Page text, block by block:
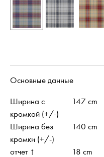
Основные данные
Ширина с
кромкой (+/-)
147 cm
Ширина без
кромки (+/-)
140 cm
отчет ↑
18 cm